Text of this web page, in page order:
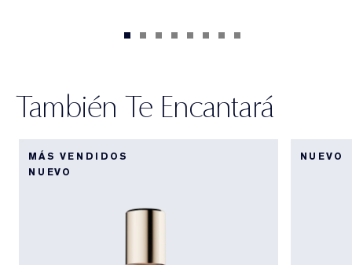
También Te Encantará
MÁS VENDIDOS
NUEVO
NUEVO